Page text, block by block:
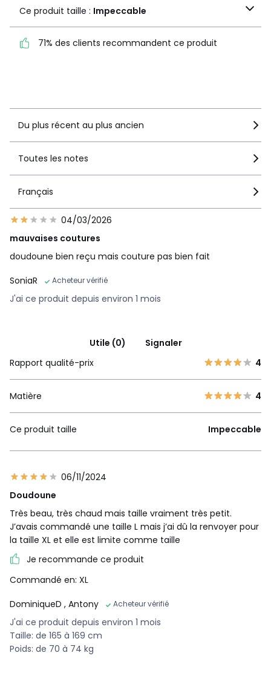
Impeccable
71% des clients
Ce produit taille : Impeccable
71% des clients recommandent ce produit
Du plus récent au plus ancien
Toutes les notes
Français
04/03/2026
mauvaises coutures
doudoune bien reçu mais couture pas bien fait
SoniaR
Acheteur vérifié
J'ai ce produit depuis environ 1 mois
Utile (0)
Signaler
Rapport qualité-prix
4
Matière 4
Ce produit taille Impeccable
06/11/2024
Doudoune
Très beau, très chaud mais taille vraiment très petit.
J’avais commandé une taille L mais j’ai dû la renvoyer pour
la taille XL et elle est limite comme taille
Je recommande ce produit
Commandé en: XL
DominiqueD , Antony Acheteur vérifié
J'ai ce produit depuis environ 1 mois
Taille: de 165 à 169 cm
Poids: de 70 à 74 kg